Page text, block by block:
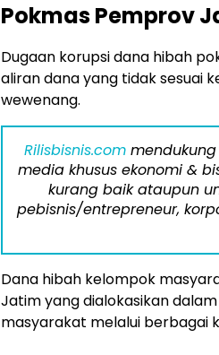
Pokmas Pemprov
Dugaan korupsi dana hibah
aliran dana yang tidak sesuai
wewenang.
Rilisbisnis.commendukung
media khusus ekonomi &
kurang baik ataupun
pebisnis/entrepreneur,
Dana hibah kelompok
Jatim yang dialokasikan
masyarakat melalui berbagai